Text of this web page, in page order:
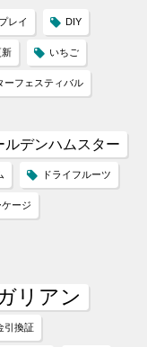
レイ DIY
新 いちご
ーフェスティバル
ルデンハムスター
ドライフルーツ
ージ
リアン
引換証